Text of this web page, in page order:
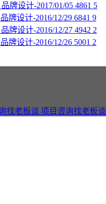
品牌设计-2017/01/05 4861 5
品牌设计-2016/12/29 6841 9
品牌设计-2016/12/27 4942 2
品牌设计-2016/12/26 5001 2
项目咨询找老板谈